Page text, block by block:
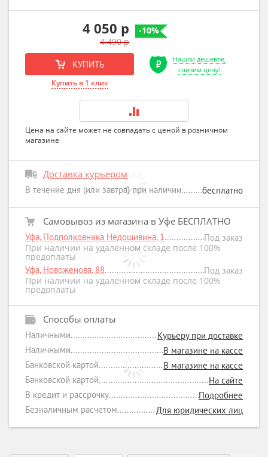
4 050 р
4 490 р
КУПИТЬ
Купить в 1 клик
Нашли дешевле,
снизим цену!
-10%
Цена на сайте может не совпадать с ценой в розничном
магазине
Доставка курьером
В течение дня (или завтра) при наличии бесплатно
Самовывоз из магазина в Уфе БЕСПЛАТНО
Уфа, Подполковника Недошивина, 1
Под заказ
При наличии на удаленном складе после 100%
предоплаты
Уфа, Новоженова, 88
Под заказ
При наличии на удаленном складе после 100%
предоплаты
Способы оплаты
Наличными
Курьеру при доставке
Наличными
В магазине на кассе
Банковской картой
В магазине на кассе
Банковской картой
На сайте
В кредит и рассрочку
Подробнее
Безналичным расчетом
Для юридических лиц